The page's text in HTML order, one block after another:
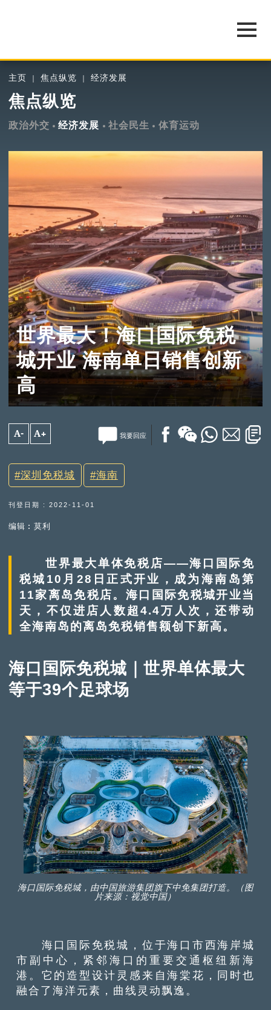
主页 焦点纵览 经济发展
焦点纵览
政治外交 经济发展 社会民生 体育运动
世界最大！海口国际免税
城开业 海南单日销售创新
高
A- A+ 我要回应
深圳免税城 海南
刊登日期 : 2022-11-01
编辑︰莫利
世界最大单体免税店——海口国际免
税城10月28日正式开业，成为海南岛第
11家离岛免税店。海口国际免税城开业当
天，不仅进店人数超4.4万人次，还带动
全海南岛的离岛免税销售额创下新高。
海口国际免税城｜世界单体最大
等于39个足球场
海口国际免税城，由中国旅游集团旗下中免集团打造。（图
片来源：视觉中国）
海口国际免税城，位于海口市西海岸城
市副中心，紧邻海口的重要交通枢纽新海
港。它的造型设计灵感来自海棠花，同时也
融合了海洋元素，曲线灵动飘逸。